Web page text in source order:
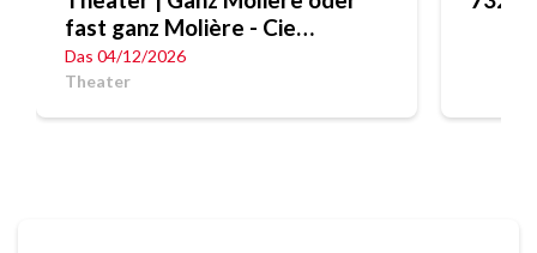
fast ganz Molière - Cie
Nomadesque
Das 04/12/2026
Theater